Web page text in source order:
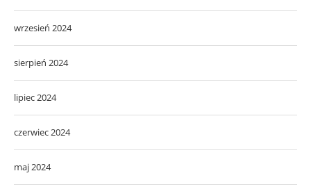
wrzesień 2024
sierpień 2024
lipiec 2024
czerwiec 2024
maj 2024